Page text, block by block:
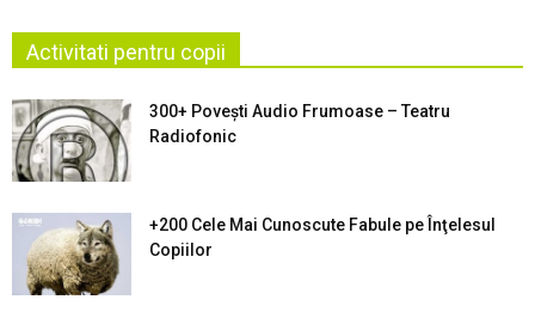
Activitati pentru copii
300+ Povești Audio Frumoase – Teatru
Radiofonic
+200 Cele Mai Cunoscute Fabule pe Înţelesul
Copiilor